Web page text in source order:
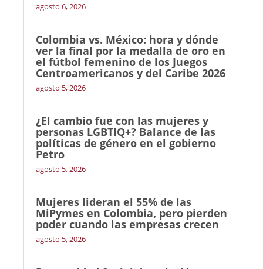
agosto 6, 2026
Colombia vs. México: hora y dónde
ver la final por la medalla de oro en
el fútbol femenino de los Juegos
Centroamericanos y del Caribe 2026
agosto 5, 2026
¿El cambio fue con las mujeres y
personas LGBTIQ+? Balance de las
políticas de género en el gobierno
Petro
agosto 5, 2026
Mujeres lideran el 55% de las
MiPymes en Colombia, pero pierden
poder cuando las empresas crecen
agosto 5, 2026